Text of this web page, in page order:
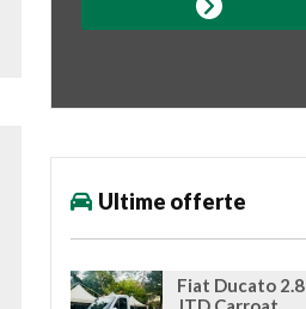
Ultime offerte
Fiat Ducato 2.8